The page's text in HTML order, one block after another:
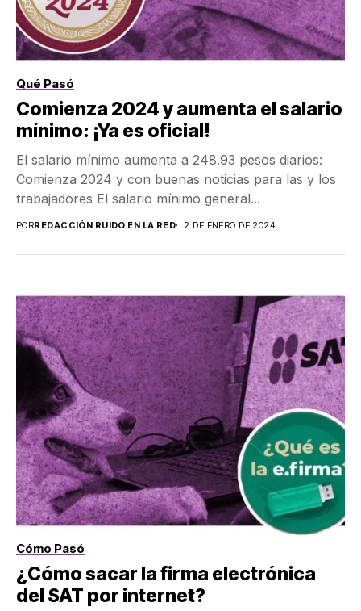
Qué Pasó
Comienza 2024 y aumenta el salario
mínimo: ¡Ya es oficial!
El salario mínimo aumenta a 248.93 pesos diarios:
Comienza 2024 y con buenas noticias para las y los
trabajadores El salario mínimo general...
PORREDACCIÓN RUIDO EN LA RED 2 DE ENERO DE 2024
Cómo Pasó
¿Cómo sacar la firma electrónica
del SAT por internet?